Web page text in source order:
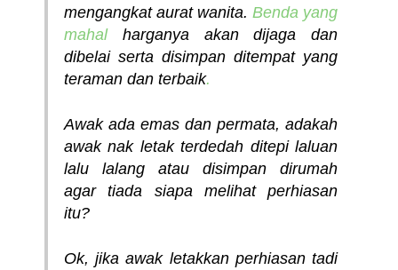
mengangkat aurat wanita. Benda yang
mahal harganya akan dijaga dan
dibelai serta disimpan ditempat yang
teraman dan terbaik.
Awak ada emas dan permata, adakah
awak nak letak terdedah ditepi laluan
lalu lalang atau disimpan dirumah
agar tiada siapa melihat perhiasan
itu?
Ok, jika awak letakkan perhiasan tadi